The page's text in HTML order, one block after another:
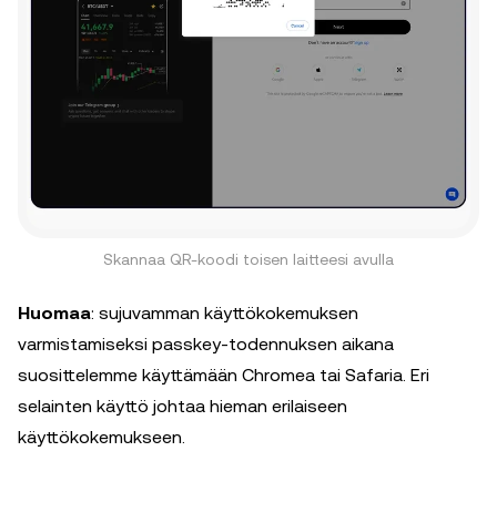
Skannaa QR-koodi toisen laitteesi avulla
Huomaa: sujuvamman käyttökokemuksen
varmistamiseksi passkey-todennuksen aikana
suosittelemme käyttämään Chromea tai Safaria. Eri
selainten käyttö johtaa hieman erilaiseen
käyttökokemukseen.